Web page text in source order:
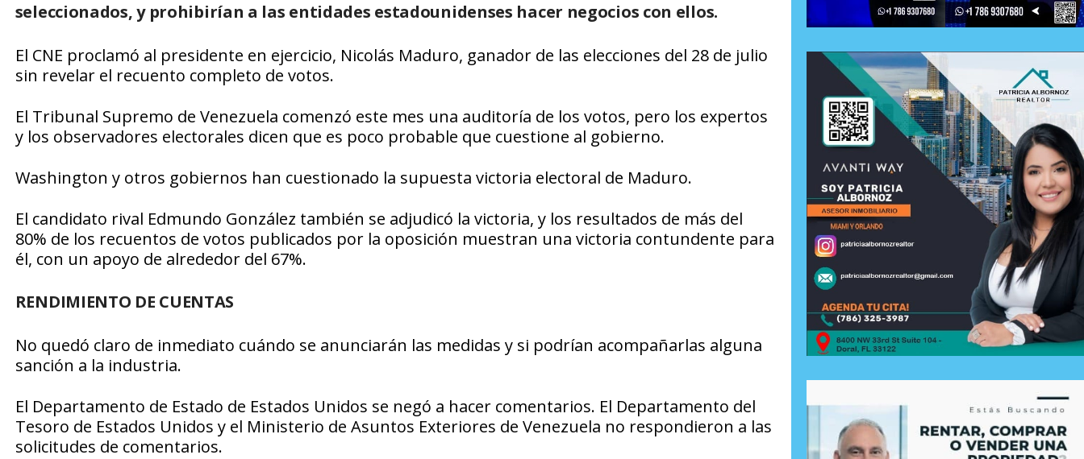
seleccionados, y prohibirían a las entidades estadounidenses hacer negocios con ellos.
El CNE proclamó al presidente en ejercicio, Nicolás Maduro, ganador de las elecciones del 28 de julio
sin revelar el recuento completo de votos.
El Tribunal Supremo de Venezuela comenzó este mes una auditoría de los votos, pero los expertos
y los observadores electorales dicen que es poco probable que cuestione al gobierno.
Washington y otros gobiernos han cuestionado la supuesta victoria electoral de Maduro.
El candidato rival Edmundo González también se adjudicó la victoria, y los resultados de más del
80% de los recuentos de votos publicados por la oposición muestran una victoria contundente para
él, con un apoyo de alrededor del 67%.
RENDIMIENTO DE CUENTAS
No quedó claro de inmediato cuándo se anunciarán las medidas y si podrían acompañarlas alguna
sanción a la industria.
El Departamento de Estado de Estados Unidos se negó a hacer comentarios. El Departamento del
Tesoro de Estados Unidos y el Ministerio de Asuntos Exteriores de Venezuela no respondieron a las
solicitudes de comentarios.